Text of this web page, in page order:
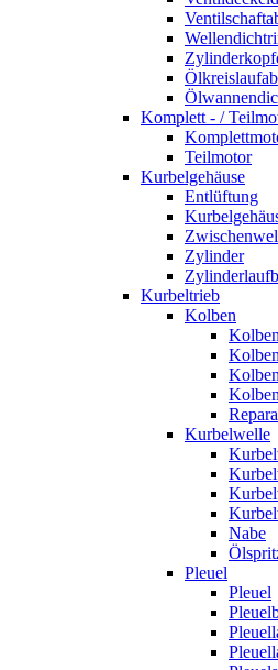
Komplett - /
Teilmotor
Kurbelgehäuse
Entlüftung
Zylinder
Kurbeltrieb
Kolben
Kolben
Kurbelwelle
Nabe
Pleuel
Pleuel